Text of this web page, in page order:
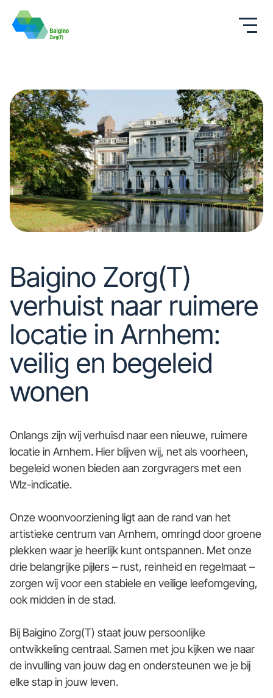
Baigino Zorg(T)
verhuist naar ruimere
locatie in Arnhem:
veilig en begeleid
wonen
Onlangs zijn wij verhuisd naar een nieuwe, ruimere
locatie in Arnhem. Hier blijven wij, net als voorheen,
begeleid wonen bieden aan zorgvragers met een
Wlz-indicatie.
Onze woonvoorziening ligt aan de rand van het
artistieke centrum van Arnhem, omringd door groene
plekken waar je heerlijk kunt ontspannen. Met onze
drie belangrijke pijlers – rust, reinheid en regelmaat –
zorgen wij voor een stabiele en veilige leefomgeving,
ook midden in de stad.
Bij Baigino Zorg(T) staat jouw persoonlijke
ontwikkeling centraal. Samen met jou kijken we naar
de invulling van jouw dag en ondersteunen we je bij
elke stap in jouw leven.